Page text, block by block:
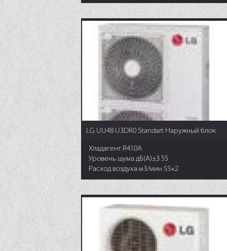
LG UU48 U3DR0 Standart Наружный блок
Хладагент R410A
Уровень шума дБ(А)±3 55
Расход воздуха м3/мин 55×2